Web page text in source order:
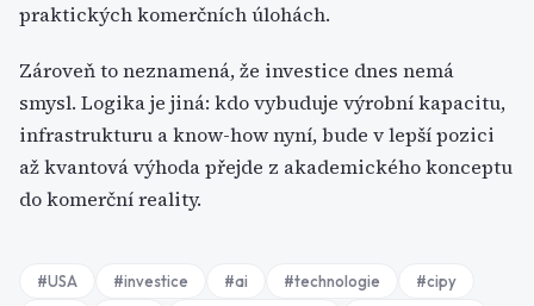
praktických komerčních úlohách.
Zároveň to neznamená, že investice dnes nemá
smysl. Logika je jiná: kdo vybuduje výrobní kapacitu,
infrastrukturu a know-how nyní, bude v lepší pozici
až kvantová výhoda přejde z akademického konceptu
do komerční reality.
#USA #investice #ai #technologie #cipy